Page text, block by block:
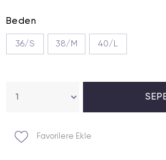
Beden
36/S 38/M 40/L
Favorilere Ekle